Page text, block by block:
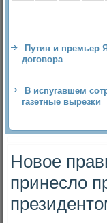
Путин и премьер
договора
В испугавшем
газетные вырезки
Новое
принесло